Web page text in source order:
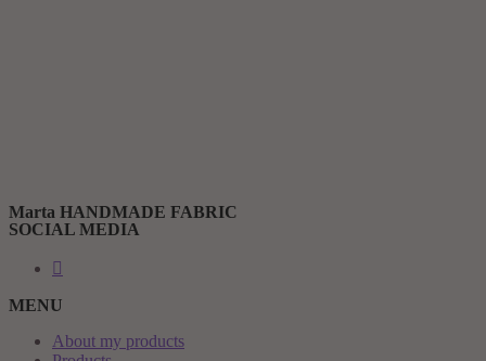
Marta HANDMADE FABRIC
SOCIAL MEDIA
MENU
About my products